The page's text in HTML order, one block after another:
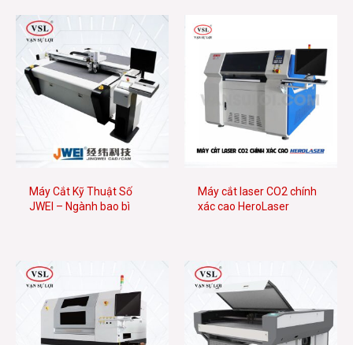
Máy Cắt Kỹ Thuật Số
JWEI – Ngành bao bì
Máy cắt laser CO2 chính
xác cao HeroLaser